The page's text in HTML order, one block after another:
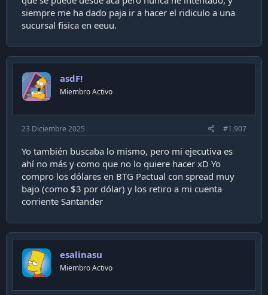
siempre me ha dado paja ir a hacer el ridiculo a una
sucursal fisica en eeuu.
asdF!
Miembro Activo
23 Diciembre 2025 #1.907
Yo también buscaba lo mismo, pero mi ejecutiva es
ahí no más y como que no lo quiere hacer xD Yo
compro los dólares en BTG Pactual con spread muy
bajo (como $3 por dólar) y los retiro a mi cuenta
corriente Santander
esalinasu
Miembro Activo